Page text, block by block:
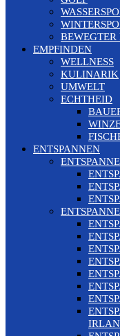
BEWEGTER
EMPFINDEN
WELLNESS
KULINARIK
UMWELT
ECHTHEID
ENTSPANNEN